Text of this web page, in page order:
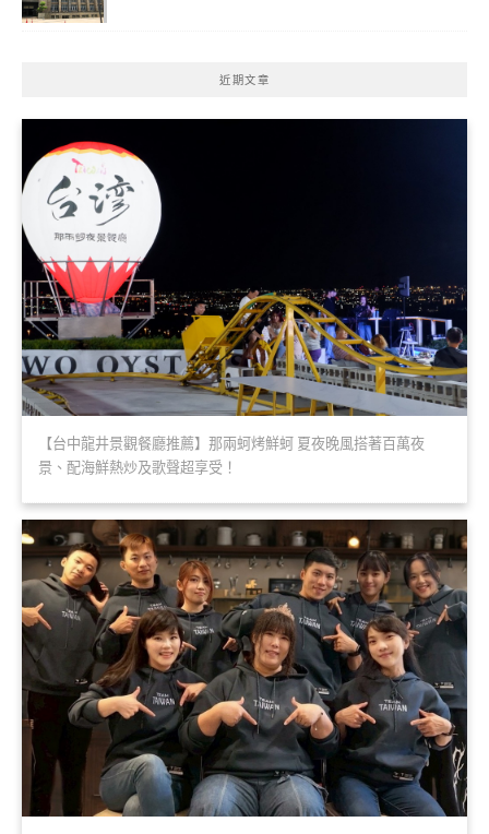
近期文章
【台中龍井景觀餐廳推薦】那兩蚵烤鮮蚵 夏夜晚風搭著百萬夜
景、配海鮮熱炒及歌聲超享受！